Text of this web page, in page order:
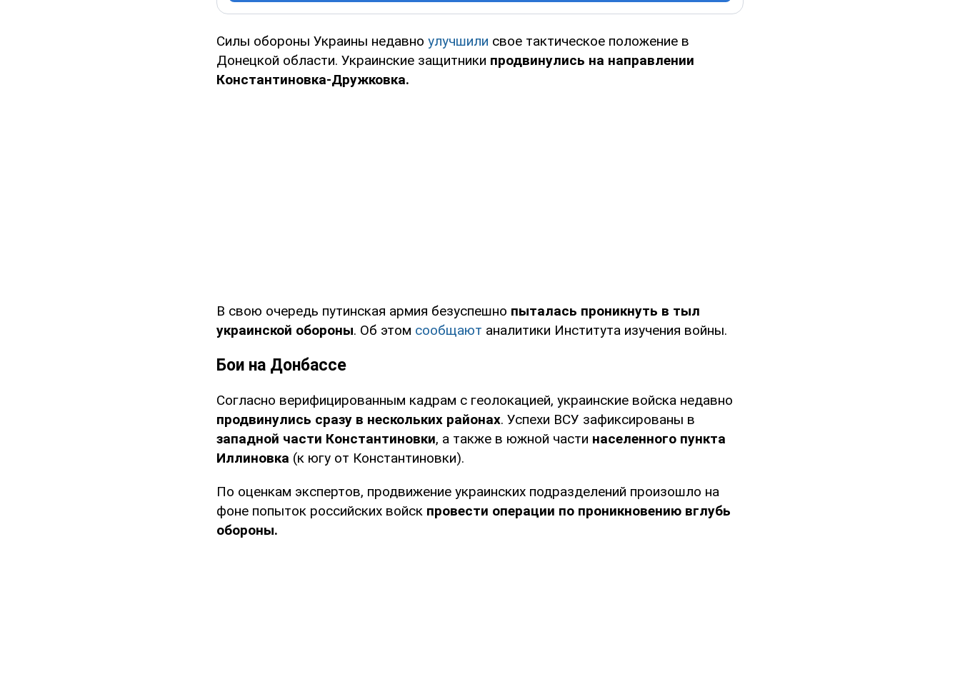
Силы обороны Украины недавно улучшили свое тактическое положение в
Донецкой области. Украинские защитники продвинулись на направлении
Константиновка-Дружковка.
В свою очередь путинская армия безуспешно пыталась проникнуть в тыл
украинской обороны. Об этом сообщают аналитики Института изучения войны.
Бои на Донбассе
Согласно верифицированным кадрам с геолокацией, украинские войска недавно
продвинулись сразу в нескольких районах. Успехи ВСУ зафиксированы в
западной части Константиновки, а также в южной части населенного пункта
Иллиновка (к югу от Константиновки).
По оценкам экспертов, продвижение украинских подразделений произошло на
фоне попыток российских войск провести операции по проникновению вглубь
обороны.